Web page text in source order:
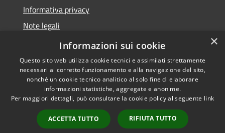
Informativa privacy
Note legali
Dichiarazione di accessibilità
Accessibilità
Copyright © 2026 • Comune di
Carovigno • Powered by
Municipium•
Accesso
redazione
×
Informazioni sui cookie
Questo sito web utilizza cookie tecnici e assimilati strettamente
necessari al corretto funzionamento e alla navigazione del sito,
nonché un cookie tecnico analitico al solo fine di elaborare
informazioni statistiche, aggregate e anonime.
Per maggiori dettagli, può consultare la cookie policy al seguente link
ACCETTA TUTTO RIFIUTA TUTTO